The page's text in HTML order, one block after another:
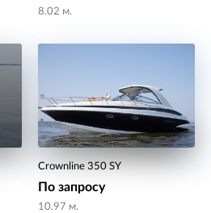
8.02 м.
Crownline 350 SY
По запросу
10.97 м.